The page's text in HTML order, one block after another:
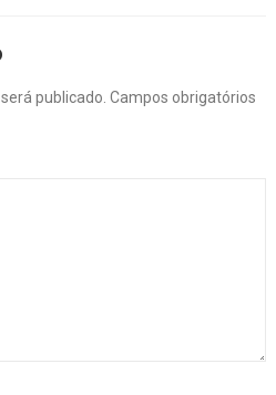
publicado. Campos obrigatórios